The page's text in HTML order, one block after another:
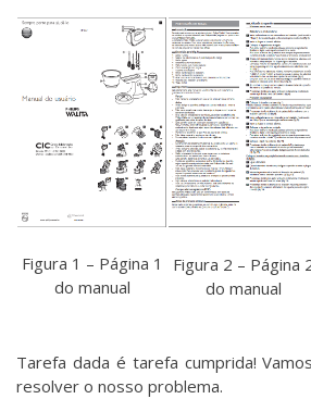
Figura 1 – Página 1
do manual
Figura 2 – Página
do manual
Tarefa dada é tarefa cumprida!
resolver o nosso problema.